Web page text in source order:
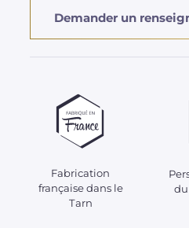
Demander un
Fabrication
française dans le
Tarn